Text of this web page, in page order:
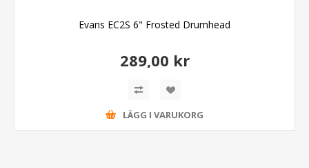
Evans EC2S 6" Frosted Drumhead
289,00 kr
LÄGG I VARUKORG